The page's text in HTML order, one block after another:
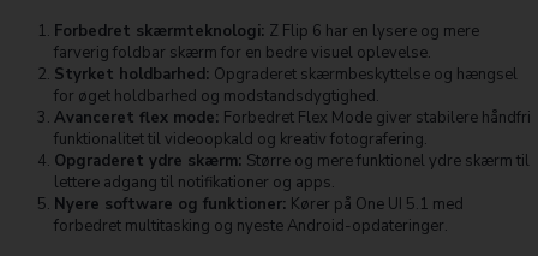
Forbedret skærmteknologi: Z Flip 6 har en lysere og mere
farverig foldbar skærm for en bedre visuel oplevelse.
Styrket holdbarhed: Opgraderet skærmbeskyttelse og hængsel
for øget holdbarhed og modstandsdygtighed.
Avanceret flex mode: Forbedret Flex Mode giver stabilere håndfri
funktionalitet til videoopkald og kreativ fotografering.
Opgraderet ydre skærm: Større og mere funktionel ydre skærm til
lettere adgang til notifikationer og apps.
Nyere software og funktioner: Kører på One UI 5.1 med
forbedret multitasking og nyeste Android-opdateringer.